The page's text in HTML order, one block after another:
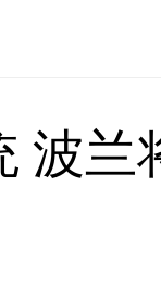
波兰